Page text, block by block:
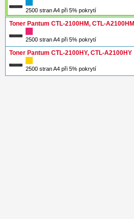
2500 stran A4 při 5% pokrytí
Toner Pantum CTL-2100HM, CTL-A2100HM
2500 stran A4 při 5% pokrytí
Toner Pantum CTL-2100HY, CTL-A2100HY
2500 stran A4 při 5% pokrytí